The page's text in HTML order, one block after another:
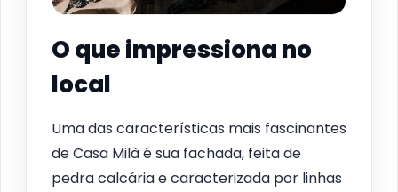
O que impressiona no
local
Uma das características mais fascinantes
de Casa Milà é sua fachada, feita de
pedra calcária e caracterizada por linhas